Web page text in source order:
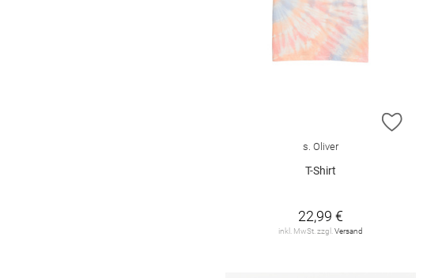
s. Oliver
T-Shirt
22,99 €
inkl. MwSt. zzgl. Versand